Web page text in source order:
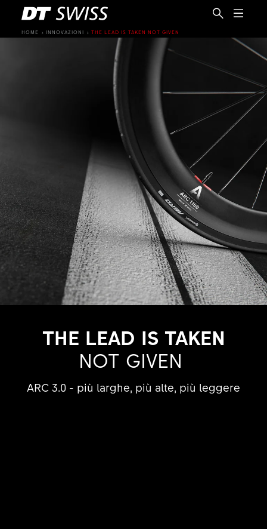
IT
HOME INNOVAZIONI THE LEAD IS TAKEN NOT GIVEN
THE LEAD IS TAKEN
NOT GIVEN
ARC 3.0 - più larghe, più alte, più leggere